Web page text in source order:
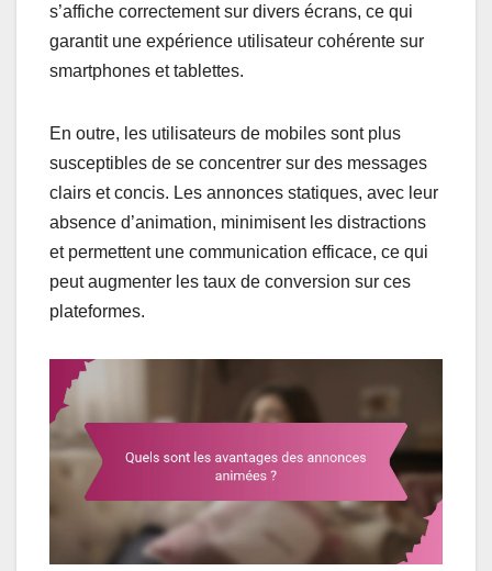
s’affiche correctement sur divers écrans, ce qui
garantit une expérience utilisateur cohérente sur
smartphones et tablettes.
En outre, les utilisateurs de mobiles sont plus
susceptibles de se concentrer sur des messages
clairs et concis. Les annonces statiques, avec leur
absence d’animation, minimisent les distractions
et permettent une communication efficace, ce qui
peut augmenter les taux de conversion sur ces
plateformes.